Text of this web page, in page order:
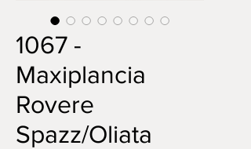
1067 -
Maxiplancia
Rovere
Spazz/Oliata